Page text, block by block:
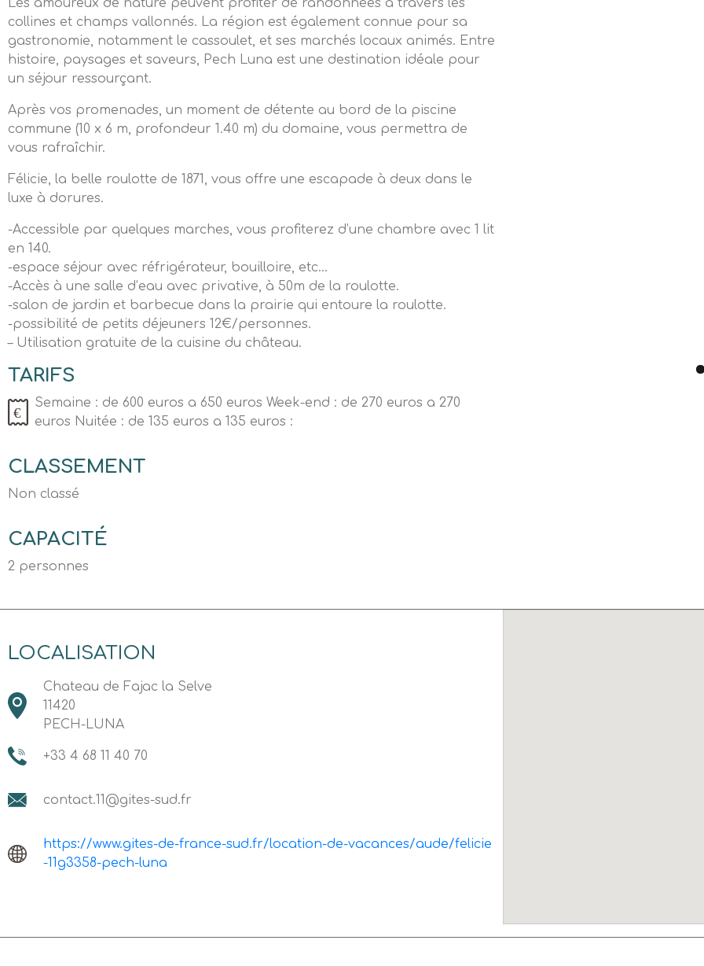
Les amoureux de nature peuvent profiter de randonnées à travers les
collines et champs vallonnés. La région est également connue pour sa
gastronomie, notamment le cassoulet, et ses marchés locaux animés. Entre
histoire, paysages et saveurs, Pech Luna est une destination idéale pour
un séjour ressourçant.
Après vos promenades, un moment de détente au bord de la piscine
commune (10 x 6 m, profondeur 1.40 m) du domaine, vous permettra de
vous rafraîchir.
Félicie, la belle roulotte de 1871, vous offre une escapade à deux dans le
luxe à dorures.
-Accessible par quelques marches, vous profiterez d’une chambre avec 1 lit
en 140.
-espace séjour avec réfrigérateur, bouilloire, etc…
-Accès à une salle d’eau avec privative, à 50m de la roulotte.
-salon de jardin et barbecue dans la prairie qui entoure la roulotte.
-possibilité de petits déjeuners 12€/personnes.
– Utilisation gratuite de la cuisine du château.
TARIFS
Semaine : de 600 euros a 650 euros Week-end : de 270 euros a 270
euros Nuitée : de 135 euros a 135 euros :
CLASSEMENT
Non classé
CAPACITÉ
2 personnes
LOCALISATION
Chateau de Fajac la Selve
11420
PECH-LUNA
+33 4 68 11 40 70
contact.11@gites-sud.fr
https://www.gites-de-france-sud.fr/location-de-vacances/aude/felicie
-11g3358-pech-luna